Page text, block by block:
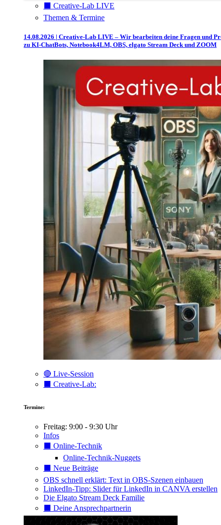
⬛️ Creative-Lab LIVE
Themen & Termine
14.08.2026 | Creative-Lab LIVE – Wir bearbeiten deine Fragen und
zu KI-ChatBots, Notebook4LM, OBS, elgato Stream Deck und ZOOM
🔴 Live-Session
⬛️ Creative-Lab:
Termine:
Freitag: 9:00 - 9:30 Uhr
Infos
⬛️ Online-Technik
Online-Technik-Nuggets
⬛️ Neue Beiträge
OBS schnell erklärt: Text in OBS-Szenen einbauen
LinkedIn-Tipp: Slider für LinkedIn in CANVA erstellen
Die Elgato Stream Deck Familie
⬛️ Deine Ansprechpartnerin